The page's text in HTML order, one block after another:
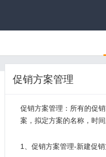
促销方案管理
促销方案管理：所有的促
案，拟定方案的名称，时
1、促销方案管理-新建促